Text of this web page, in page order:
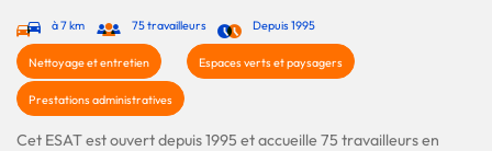
à 7 km 75 travailleurs Depuis 1995
Nettoyage et entretien Espaces verts et paysagers
Prestations administratives
Cet ESAT est ouvert depuis 1995 et accueille 75 travailleurs en